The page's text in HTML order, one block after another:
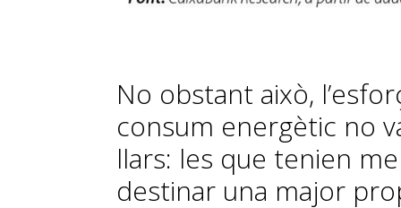
No obstant això,
consum energètic no
llars: les que tenien
destinar una major